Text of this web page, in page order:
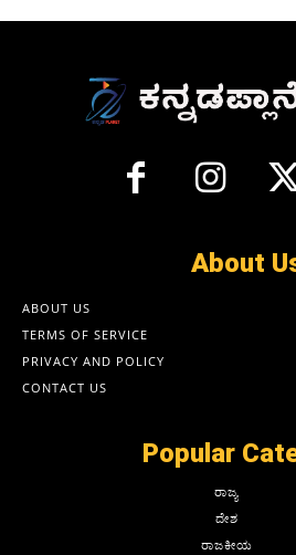
About
ABOUT US
TERMS OF SERVICE
PRIVACY AND POLICY
CONTACT US
Popular
ರಾಜ್ಯ
ದೇಶ
ರಾಜಕೀಯ